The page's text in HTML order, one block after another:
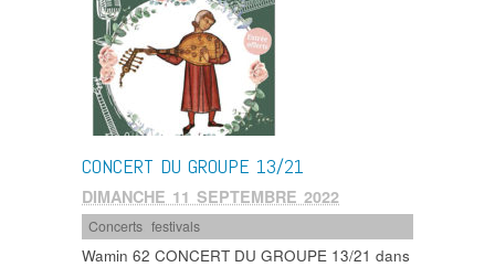
CONCERT DU GROUPE 13/21
DIMANCHE 11 SEPTEMBRE 2022
Concerts ,festivals
Wamin 62 CONCERT DU GROUPE 13/21 dans